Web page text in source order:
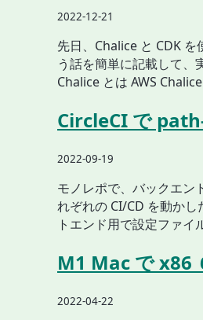
2022-12-21
先日、Chalice と CDK
う話を簡単に記載して、
Chalice とは AWS
CircleCI で
2022-09-19
モノレポで、バックエン
れぞれの CI/CD を動か
トエンド用で設定ファ
M1 Mac で
2022-04-22